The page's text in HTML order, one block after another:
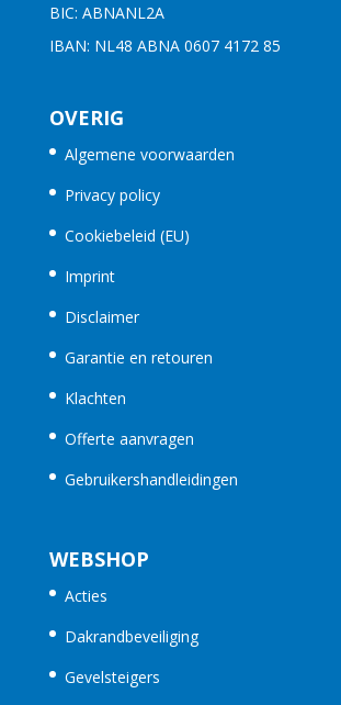
BIC: ABNANL2A
IBAN: NL48 ABNA 0607 4172 85
OVERIG
Algemene voorwaarden
Privacy policy
Cookiebeleid (EU)
Imprint
Disclaimer
Garantie en retouren
Klachten
Offerte aanvragen
Gebruikershandleidingen
WEBSHOP
Acties
Dakrandbeveiliging
Gevelsteigers